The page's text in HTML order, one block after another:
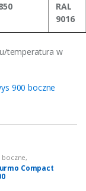
RAL
9016
temperatura w
900 boczne
boczne,
Grzejniki CO
Compact